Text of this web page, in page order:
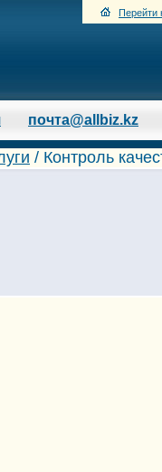
Перейти
почта@allbiz.kz
/ Контроль
бутик № 5 )